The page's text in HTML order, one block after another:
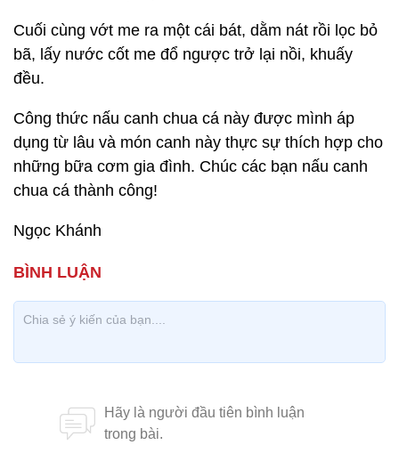
Cuối cùng vớt me ra một cái bát, dằm nát rồi lọc bỏ
bã, lấy nước cốt me đổ ngược trở lại nồi, khuấy
đều.
Công thức nấu canh chua cá này được mình áp
dụng từ lâu và món canh này thực sự thích hợp cho
những bữa cơm gia đình. Chúc các bạn nấu canh
chua cá thành công!
Ngọc Khánh